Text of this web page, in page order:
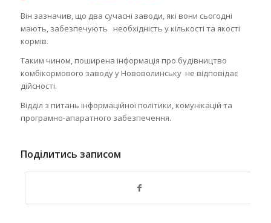
Він зазначив, що два сучасні заводи, які вони сьогодні
мають, забезпечують необхідність у кількості та якості
кормів.
Таким чином, поширена інформація про будівництво
комбікормового заводу у Нововолинську не відповідає
дійсності.
Відділ з питань інформаційної політики, комунікацій та
програмно-апаратного забезпечення.
Поділитись записом